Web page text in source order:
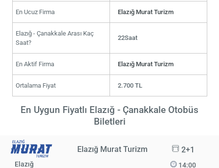
En Ucuz Firma Elazığ Murat Turizm
Elazığ - Çanakkale Arası Kaç
Saat?
22Saat
En Aktif Firma Elazığ Murat Turizm
Ortalama Fiyat 2.700 TL
En Uygun Fiyatlı Elazığ - Çanakkale Otobüs
Biletleri
Elazığ Murat Turizm 2+1
Elazığ
14:00